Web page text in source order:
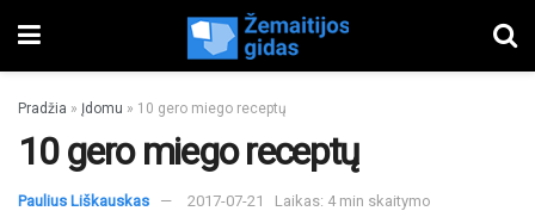
Pradžia » Įdomu » 10 gero miego receptų
10 gero miego receptų
Paulius Liškauskas 2017-07-21 Laikas: 4 min skaitymo